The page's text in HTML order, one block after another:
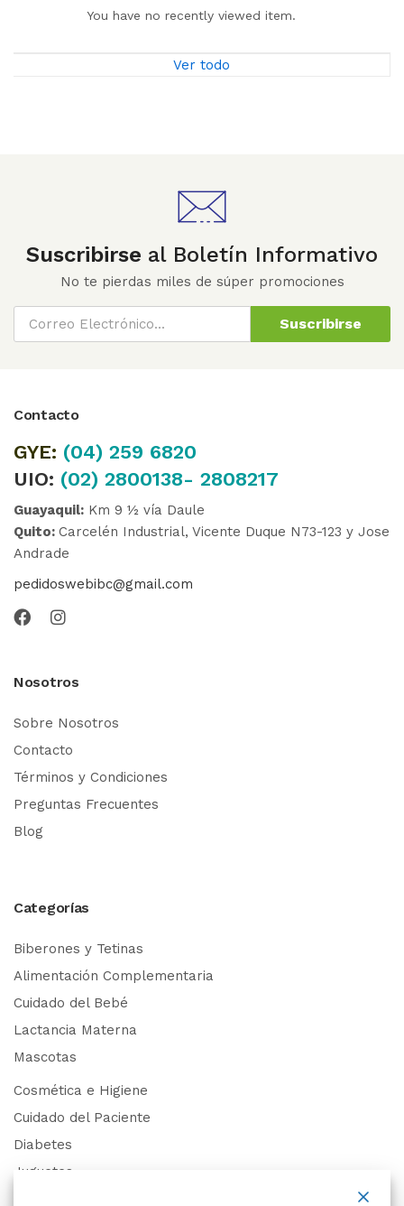
You have no recently viewed item.
Ver todo
Suscribirse al Boletín Informativo
No te pierdas miles de súper promociones
Suscribirse
Contacto
GYE: (04) 259 6820
UIO: (02) 2800138- 2808217
Guayaquil: Km 9 ½ vía Daule
Quito: Carcelén Industrial, Vicente Duque N73-123 y Jose
Andrade
pedidoswebibc@gmail.com
Nosotros
Sobre Nosotros
Contacto
Términos y Condiciones
Preguntas Frecuentes
Blog
Categorías
Biberones y Tetinas
Alimentación Complementaria
Cuidado del Bebé
Lactancia Materna
Mascotas
Cosmética e Higiene
Cuidado del Paciente
Diabetes
Juguetes